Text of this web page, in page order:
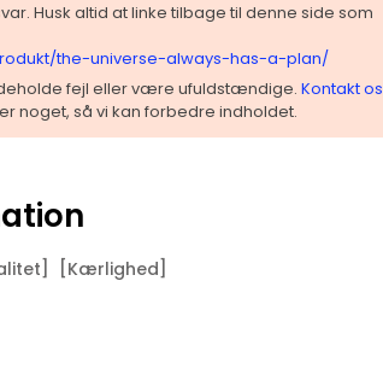
Husk altid at linke tilbage til denne side som
the-universe-always-has-a-plan/
fejl eller være ufuldstændige. Kontakt os
noget, så vi kan forbedre indholdet.
[Kærlighed]